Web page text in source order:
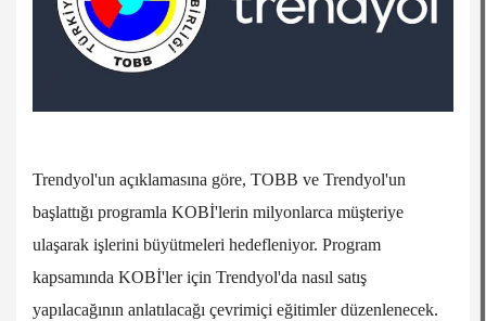
Trendyol'un açıklamasına göre, TOBB ve Trendyol'un
başlattığı programla KOBİ'lerin milyonlarca müşteriye
ulaşarak işlerini büyütmeleri hedefleniyor. Program
kapsamında KOBİ'ler için Trendyol'da nasıl satış
yapılacağının anlatılacağı çevrimiçi eğitimler düzenlenecek.